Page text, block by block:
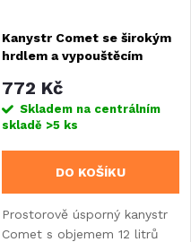
Kanystr Comet se širokým
hrdlem a vypouštěcím
772 Kč
Skladem na centrálním
skladě >5 ks
DO KOŠÍKU
Prostorově úsporný kanystr
Comet s objemem 12 litrů